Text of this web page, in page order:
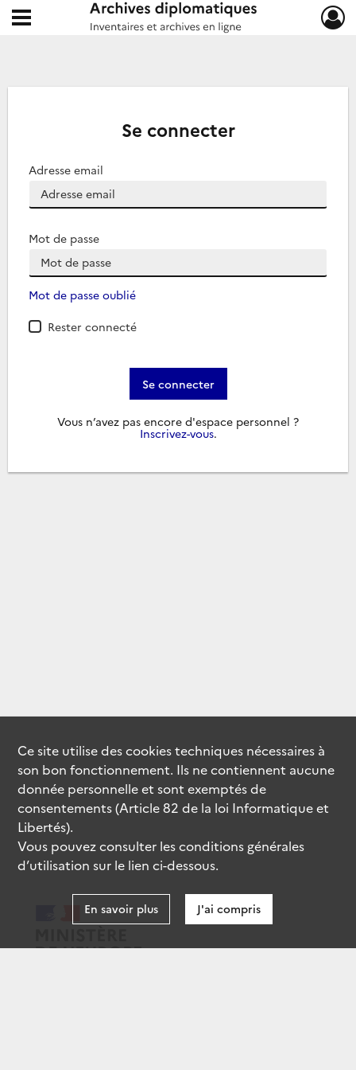
Archives diplomatiques
Ouvrir le menu déroulant
Se connecter
Adresse email
Mot de passe
Mot de passe oublié
Rester connecté
Se connecter
Vous n’avez pas encore d'espace personnel ?
Inscrivez-vous.
Ce site utilise descookiestechniques nécessaires à
son bon fonctionnement. Ils ne contiennent aucune
donnée personnelle et sont exemptés de
consentements (Article 82 de la loi Informatique et
Libertés).
Vous pouvez consulter les conditions générales
d’utilisation sur le lien ci-dessous.
En savoir plus J'ai compris